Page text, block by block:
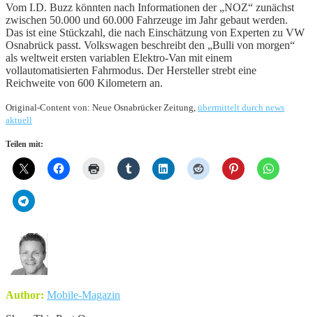
Vom I.D. Buzz könnten nach Informationen der „NOZ“ zunächst
zwischen 50.000 und 60.000 Fahrzeuge im Jahr gebaut werden.
Das ist eine Stückzahl, die nach Einschätzung von Experten zu VW
Osnabrück passt. Volkswagen beschreibt den „Bulli von morgen“
als weltweit ersten variablen Elektro-Van mit einem
vollautomatisierten Fahrmodus. Der Hersteller strebt eine
Reichweite von 600 Kilometern an.
Original-Content von: Neue Osnabrücker Zeitung, übermittelt durch news
aktuell
Teilen mit:
Author: Mobile-Magazin